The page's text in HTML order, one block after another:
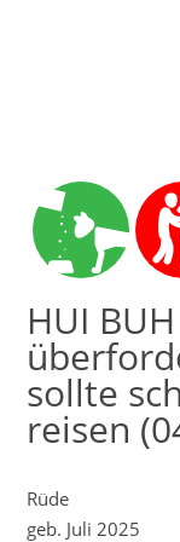
HUI
sollte
reisen
Rüde
geb. Juli 2025